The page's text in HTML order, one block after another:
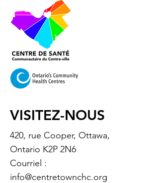
VISITEZ-NOUS
420, rue Cooper, Ottawa,
Ontario K2P 2N6
Courriel :
info@centretownchc.org